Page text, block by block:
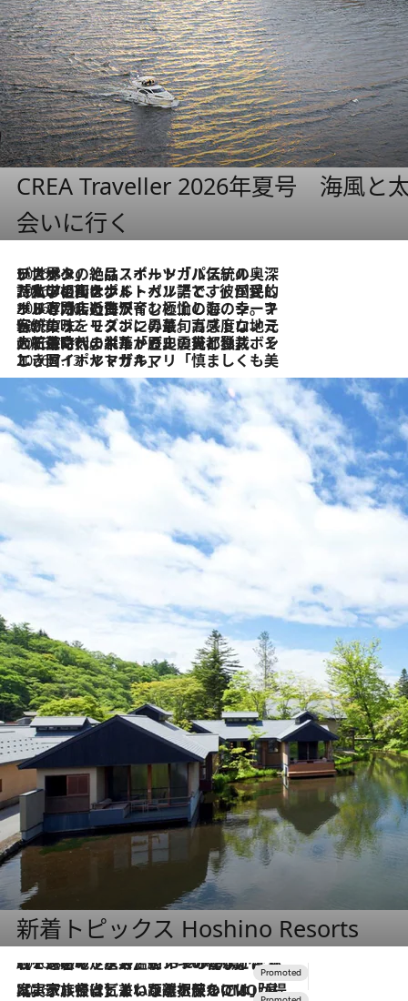
CREA Traveller 2026年夏号 海風と
会いに行く
2026.8.8
リスボンの絶品スイーツ「パステル・デ・ナタ」とは？ポルトガル伝統の奥深い世界へ
2026.7.27
「私の祖国はポルトガル語です」国民的詩人フェルナンド・ペソアと、彼が愛した文学の街を歩く
2026.7.26
ポルトガル近海が育む極上の海の幸。キリリと冷えた白ワインと愉しむ、シーフード専門店の贅沢
2026.7.22
伝統の味をモダンに昇華。高感度な地元客が集う、リスボンの最旬ガストロノミー
2026.7.21
大航海時代の栄華から、震災、独裁、そして革命へ。ポルトガル・首都リスボンの石畳に刻まれた「歴史の光と影」
2026.7.13
エッセイ・ヤマザキマリ「慎ましくも美しき国 ポルトガル」
新着トピックス Hoshino Resorts
2026.8.7
【トンボの足水浴】ヒノキの香りに包まれて涼感マックス！約13℃の湧水かけ流しを避暑地「星野温泉 トンボの湯」で体験
2026.7.31
【ホテル帰省】という選択肢をOMOが提案。家族とほどよい距離を保つには「昼は実家、夜は気兼ねなくホテルで！」